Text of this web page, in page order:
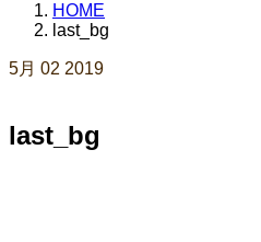
HOME
last_bg
5月 02 2019
last_bg